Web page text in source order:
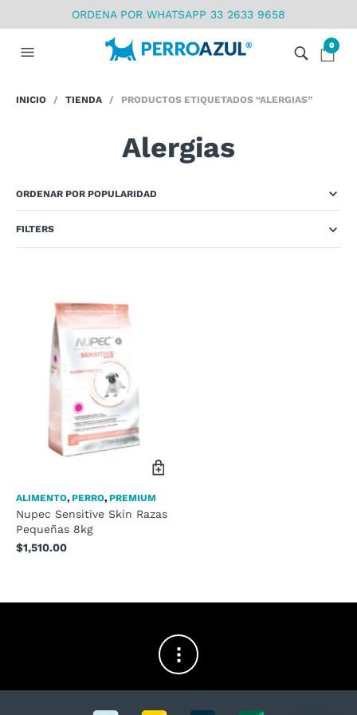
ORDENA POR WHATSAPP 33 2633 9658
0
INICIO / TIENDA / PRODUCTOS ETIQUETADOS “ALERGIAS”
Alergias
FILTERS
ALIMENTO, PERRO, PREMIUM
Nupec Sensitive Skin Razas
Pequeñas 8kg
$1,510.00